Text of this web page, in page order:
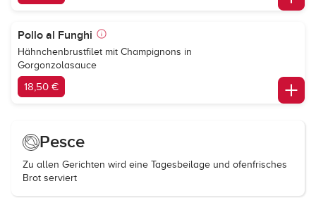
Pollo al Funghi
Hähnchenbrustfilet mit Champignons in
Gorgonzolasauce
18,50 €
Pesce
Zu allen Gerichten wird eine Tagesbeilage und ofenfrisches
Brot serviert